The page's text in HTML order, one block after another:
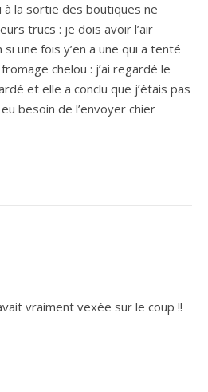
à la sortie des boutiques ne
trucs : je dois avoir l’air
si une fois y’en a une qui a tenté
chelou : j’ai regardé le
et elle a conclu que j’étais pas
besoin de l’envoyer chier
vraiment vexée sur le coup !!